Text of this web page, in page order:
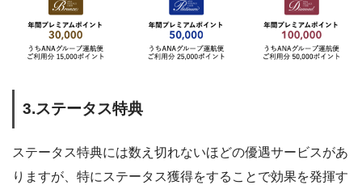
3.ステータス特典
ステータス特典には数え切れないほどの優遇サービスがあ
りますが、特にステータス獲得をすることで効果を発揮す